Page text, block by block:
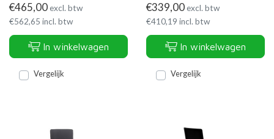
€465,00excl. btw
€562,65 incl. btw
In winkelwagen
Vergelijk
€339,00excl. btw
€410,19 incl. btw
In winkelwagen
Vergelijk